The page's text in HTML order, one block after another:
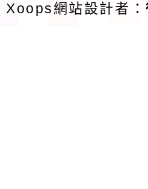
Xoops網站設計者：